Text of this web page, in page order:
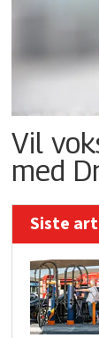
Vil
med
Siste